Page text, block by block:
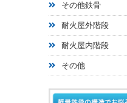
その他鉄骨
耐火屋外階段
耐火屋内階段
その他